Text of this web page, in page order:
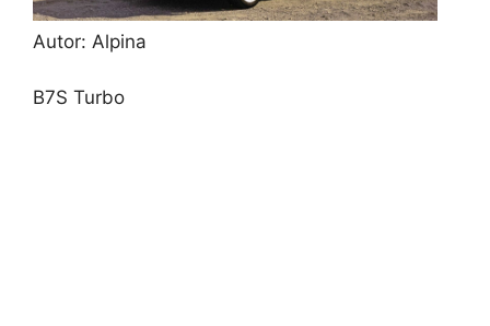
Autor: Alpina
B7S Turbo